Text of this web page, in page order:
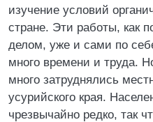
изучение условий
стране. Эти работы, как
делом, уже и сами по
много времени и труда.
много затруднялись
усурийского края.
чрезвычайно редко, так